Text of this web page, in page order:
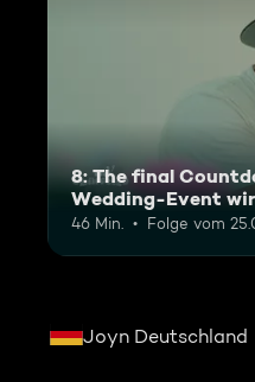
8: The final
Wedding-Event
46 Min. Folge vom
Joyn Deutschland